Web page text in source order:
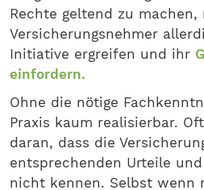
Rechte geltend zu machen,
Versicherungsnehmer
Initiative ergreifen und ihr
einfordern.
Ohne die nötige
Praxis kaum realisierbar.
daran, dass die
entsprechenden Urteile
nicht kennen. Selbst wenn